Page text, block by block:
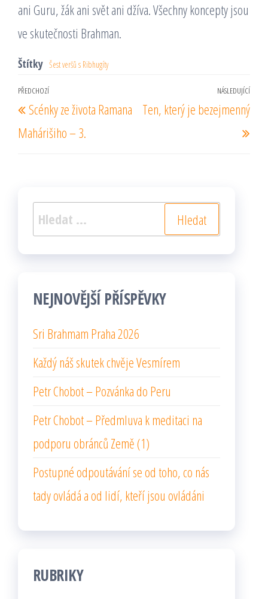
ani Guru, žák ani svět ani džíva. Všechny koncepty jsou
ve skutečnosti Brahman.
Štítky Šest veršů s Ribhugíty
Navigace
pro
příspěvek
Předchozí
příspěvek
PŘEDCHOZÍ
Scénky ze života Ramana
Mahárišiho – 3.
NÁSLEDUJÍCÍ
Ten, který je bezejmenný
Vyhledávání
NEJNOVĚJŠÍ PŘÍSPĚVKY
Sri Brahmam Praha 2026
Každý náš skutek chvěje Vesmírem
Petr Chobot – Pozvánka do Peru
Petr Chobot – Předmluva k meditaci na
podporu obránců Země (1)
Postupné odpoutávání se od toho, co nás
tady ovládá a od lidí, kteří jsou ovládáni
RUBRIKY